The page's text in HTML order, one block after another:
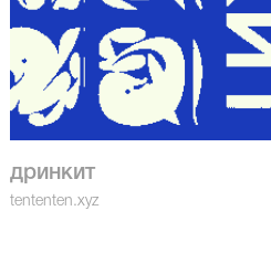
дринкит
tententen.xyz